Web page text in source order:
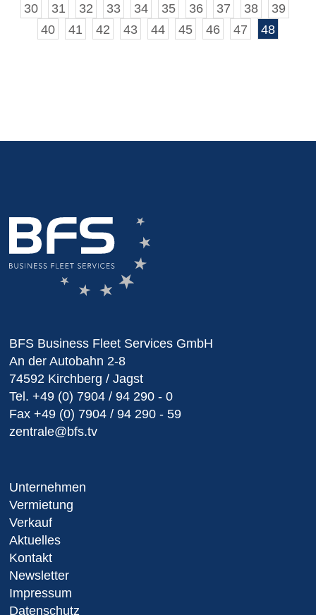
30
31 32 33 34 35 36 37 38
39
40
41 42 43 44 45 46 47 48
BFS Business Fleet Services GmbH
An der Autobahn 2-8
74592 Kirchberg / Jagst
Tel. +49 (0) 7904 / 94 290 - 0
Fax +49 (0) 7904 / 94 290 - 59
zentrale@bfs.tv
Unternehmen
Vermietung
Verkauf
Aktuelles
Kontakt
Newsletter
Impressum
Datenschutz